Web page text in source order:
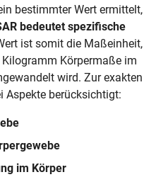
bestimmter Wert ermittelt,
bedeutet spezifische
ist somit die Maßeinheit,
Körpermaße im
wird. Zur exakten
Aspekte berücksichtigt:
im Körper